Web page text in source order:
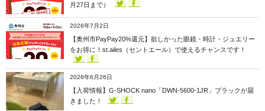
月27日まで）
2026年7月2日
【奥州市PayPay20%還元】欲しかった眼鏡・時計・ジュエリー
をお得に！st.ailes（セントエール）で使えるチャンスです！
2026年6月26日
【入荷情報】G-SHOCK nano「DWN-5600-1JR」ブラックが届
きました！